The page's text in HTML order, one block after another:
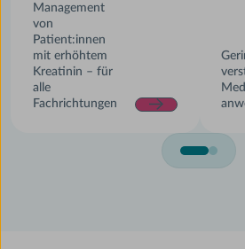
Management
von
Patient:innen
mit erhöhtem
Kreatinin – für
alle
Fachrichtungen